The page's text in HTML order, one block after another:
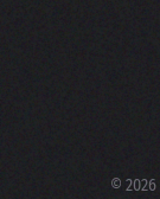
© 2026